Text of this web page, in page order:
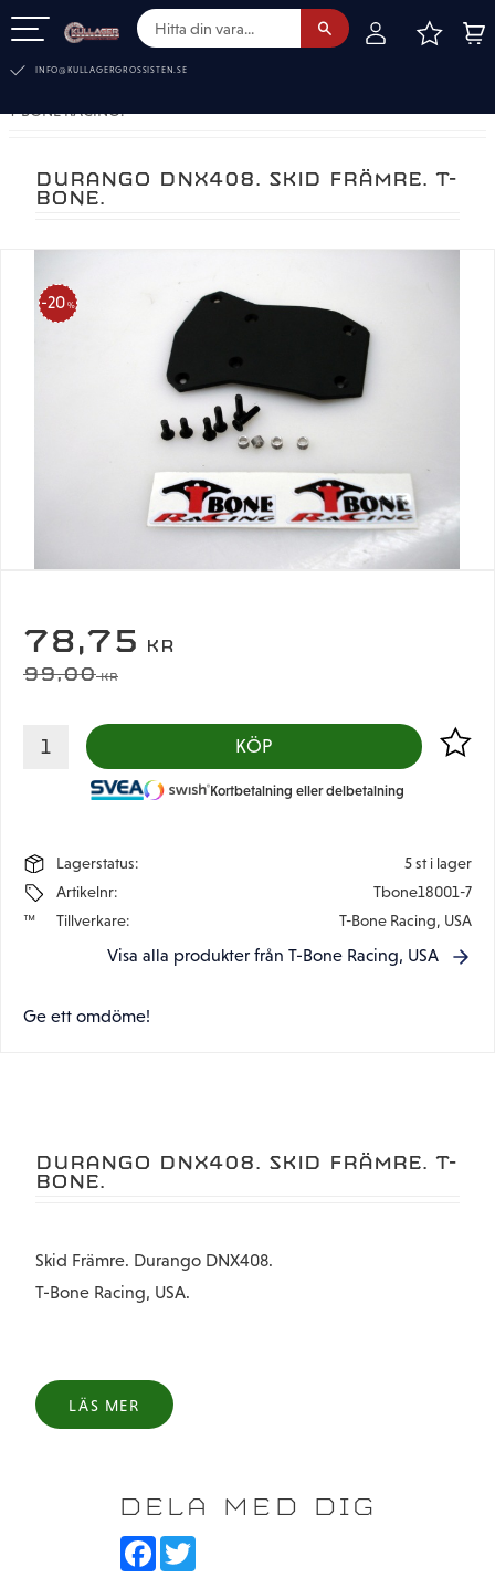
INFO@KULLAGERGROSSISTEN.SE
T-BONE RACING.
DURANGO DNX408. SKID FRÄMRE. T-
BONE.
20 %
NEDSATT PRIS:
78,75 KR
ORDINARIE PRIS:
99,00KR
KÖP Lägg
Kortbetalning eller delbetalning
Lagerstatus
5 st i lager
Artikelnr
Tbone18001-7
Tillverkare
T-Bone Racing, USA
Visa alla produkter från T-Bone Racing, USA
Ge ett omdöme!
DURANGO DNX408. SKID FRÄMRE. T-
BONE.
Skid Främre. Durango DNX408.
T-Bone Racing, USA.
LÄS MER
DELA MED DIG
F
T